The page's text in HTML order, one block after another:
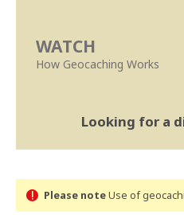
WATCH
How Geocaching Works
Looking for a
Please noteUse of